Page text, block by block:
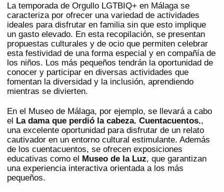
La temporada de Orgullo LGTBIQ+ en Málaga se
caracteriza por ofrecer una variedad de actividades
ideales para disfrutar en familia sin que esto implique
un gasto elevado. En esta recopilación, se presentan
propuestas culturales y de ocio que permiten celebrar
esta festividad de una forma especial y en compañía de
los niños. Los más pequeños tendrán la oportunidad de
conocer y participar en diversas actividades que
fomentan la diversidad y la inclusión, aprendiendo
mientras se divierten.
En el Museo de Málaga, por ejemplo, se llevará a cabo
el La dama que perdió la cabeza. Cuentacuentos.,
una excelente oportunidad para disfrutar de un relato
cautivador en un entorno cultural estimulante. Además
de los cuentacuentos, se ofrecen exposiciones
educativas como el Museo de la Luz, que garantizan
una experiencia interactiva orientada a los más
pequeños.